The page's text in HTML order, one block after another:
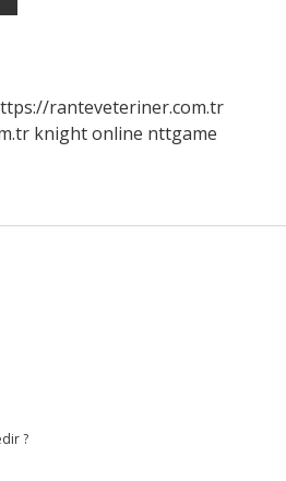
ranteveteriner.com.tr
knight online nttgame
?